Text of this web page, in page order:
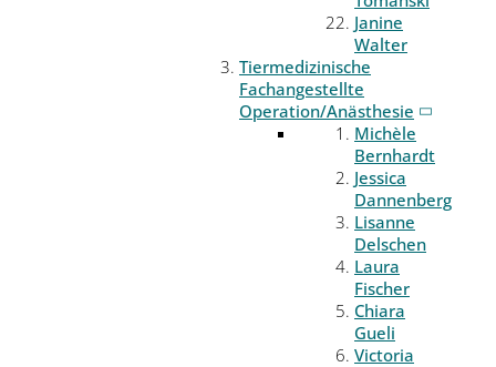
Janine
Walter
Tiermedizinische
Fachangestellte
Operation/Anästhesie
Michèle
Bernhardt
Jessica
Dannenberg
Lisanne
Delschen
Laura
Fischer
Chiara
Gueli
Victoria